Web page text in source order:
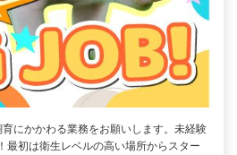
にかかわる業務をお願いします。未経験
最初は衛生レベルの高い場所からスター